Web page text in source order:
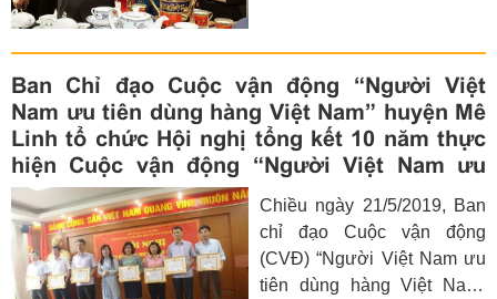
thống chính trị toàn thành
phố Hà Nội, người tiêu dùng
trên địa bàn Thủ đô ngày
càng nhận thức rõ hơn mục
đích, ý nghĩa Cuộc vận động
và hướng tới lựa chọn, mua
sắm hàng sản xuất trong
nước có chất lượng tốt, mẫu
mã đẹp thay cho việc mua
sắm hàng ngoại cùng loại.
Ban Chỉ đạo Cuộc vận động “Người Việt
Nam ưu tiên dùng hàng Việt Nam” huyện Mê
Linh tổ chức Hội nghị tổng kết 10 năm thực
hiện Cuộc vận động “Người Việt Nam ưu
tiên dùng hàng Việt Nam”.
Chiều ngày 21/5/2019, Ban
chỉ đạo Cuộc vận động
(CVĐ) “Người Việt Nam ưu
tiên dùng hàng Việt Nam”